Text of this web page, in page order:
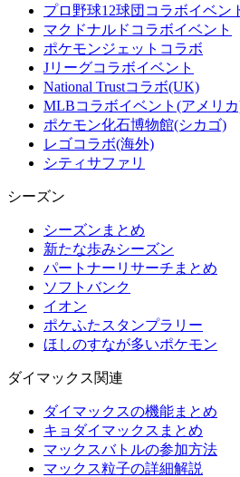
プロ野球12球団コラボイベン
マクドナルドコラボイベント
ポケモンジェットコラボ
Jリーグコラボイベント
National Trustコラボ(UK)
MLBコラボイベント(アメリ
ポケモン化石博物館(シカゴ)
レゴコラボ(海外)
シティサファリ
シーズン
シーズンまとめ
新たな歩みシーズン
パートナーリサーチまとめ
ソフトバンク
イオン
ポケふたスタンプラリー
ほしのすなが多いポケモン
ダイマックス関連
ダイマックスの機能まとめ
キョダイマックスまとめ
マックスバトルの参加方法
マックス粒子の詳細解説